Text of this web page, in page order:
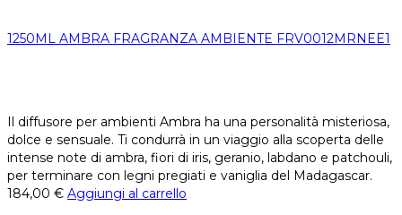
1250ML AMBRA FRAGRANZA AMBIENTE FRV0012MRNEE1
Il diffusore per ambienti Ambra ha una personalità misteriosa,
dolce e sensuale. Ti condurrà in un viaggio alla scoperta delle
intense note di ambra, fiori di iris, geranio, labdano e patchouli,
per terminare con legni pregiati e vaniglia del Madagascar.
184,00 € Aggiungi al carrello